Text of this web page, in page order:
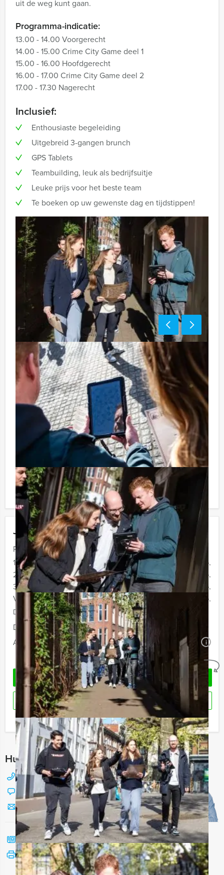
Jouw uitje
Prijs :
12 - 19 personen
€ 62,50 p.p.
20 - 29 personen
€ 59,50 p.p.
30 - 39 personen
€ 56,50 p.p.
Vanaf 40 personen
€ 54,50 p.p.
De prijzen zijn exclusief BTW
Duur:
4 uur en 30 minuten
Aantal:
Minimaal 12 personen i
Geheel vrijblijvend
OFFERTE AANVRAGEN
RESERVEREN
Ik heb een vraag over dit uitje
Hulp nodig bij het kiezen?
088 428 81 17
Chat met Jeroen
Stuur ons een mailtje
Bel mij terug
Bekijk printbare versie
uit de weg kunt gaan.
Programma-indicatie:
13.00 - 14.00 Voorgerecht
14.00 - 15.00 Crime City Game deel 1
15.00 - 16.00 Hoofdgerecht
16.00 - 17.00 Crime City Game deel 2
17.00 - 17.30 Nagerecht
Inclusief:
Enthousiaste begeleiding
Uitgebreid 3-gangen brunch
GPS Tablets
Teambuilding, leuk als bedrijfsuitje
Leuke prijs voor het beste team
Te boeken op uw gewenste dag en tijdstippen!
Tip:
Niet telkens uw knip hoeven trekken om uw drankje af
te rekenen? Voor € 13,50 per persoon per uur (excl.
BTW) kunt u gebruikmaken van het drankarrangement,
waarbij u onbeperkt kunt genieten van bier, fris,
huiswijn, koffie en thee. En... zo komt u ook achteraf
niet voor verrassingen te staan!
Komt u niet aan het minimale aantal deelnemers voor
deze activiteit? Als u bereid bent voor het minimale
aantal te betalen, kunt u ook gewoon voor minder
personen boeken!